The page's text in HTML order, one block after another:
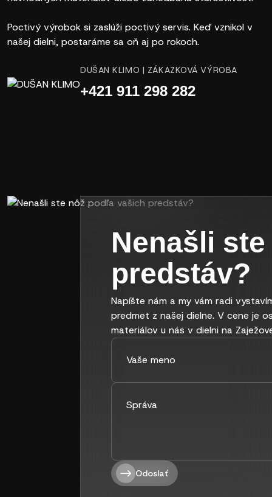
Poctivý výrobok si zaslúži poctivý servis. Keď vznikol v
našej dielni, postaráme sa oň aj po rokoch.
DUŠAN KLIMO | ZÁKAZKOVÁ VÝROBA
+421 911 298 282
Nenašli
predstáv?
Napíšte nám a my vám radi
predmet z našej dielne. V cene je
materiálov u nás v dielni na
Odoslať